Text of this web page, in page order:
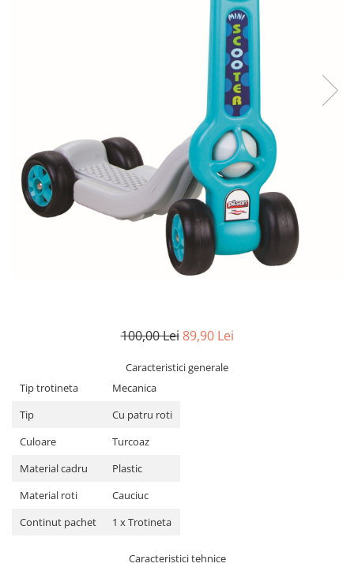
100,00 Lei 89,90 Lei
Caracteristici generale
Tip trotineta
Mecanica
Tip
Cu patru roti
Culoare
Turcoaz
Material cadru
Plastic
Material roti
Cauciuc
Continut pachet
1 x Trotineta
Caracteristici tehnice